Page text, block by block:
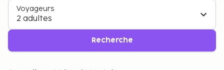
Voyageurs
2 adultes
Recherche